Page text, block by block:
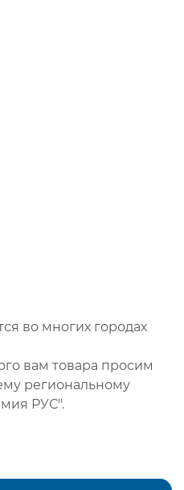
во многих городах
вам товара просим
региональному
РУС".